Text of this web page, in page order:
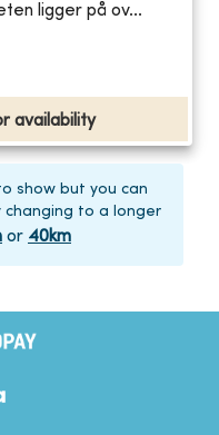
ligger på ov...
availability
show but you can
changing to a longer
or 40km